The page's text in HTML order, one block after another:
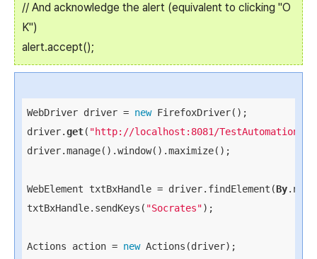
// And acknowledge the alert (equivalent to clicking "O
K")
alert.accept();
WebDriver driver = new FirefoxDriver();
driver.get( "http://localhost:8081/TestAutomation/
driver.manage().window().maximize();
WebElement txtBxHandle = driver.findElement(By
txtBxHandle.sendKeys( "Socrates");
Actions action = new Actions(driver);